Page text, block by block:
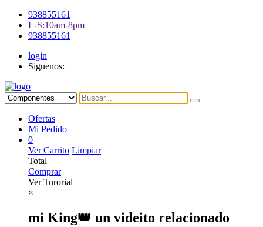
938855161
L-S:10am-8pm
938855161
login
Siguenos:
Ofertas
Mi Pedido
0
Ver Carrito Limpiar
Total
Comprar
Ver Turorial
×
mi King👑 un videito relacionado